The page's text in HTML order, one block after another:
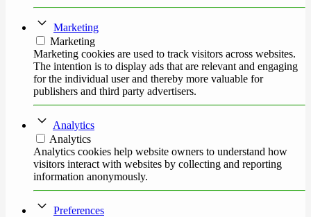
Marketing
Marketing
Marketing cookies are used to track visitors across websites.
The intention is to display ads that are relevant and engaging
for the individual user and thereby more valuable for
publishers and third party advertisers.
Analytics
Analytics
Analytics cookies help website owners to understand how
visitors interact with websites by collecting and reporting
information anonymously.
Preferences